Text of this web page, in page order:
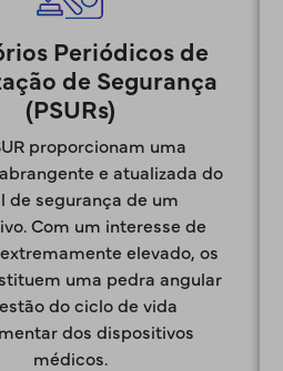
Periódicos de
de Segurança
(PSURs)
proporcionam uma
e atualizada do
de segurança de um
Com um interesse de
elevado, os
uma pedra angular
do ciclo de vida
dos dispositivos
médicos.